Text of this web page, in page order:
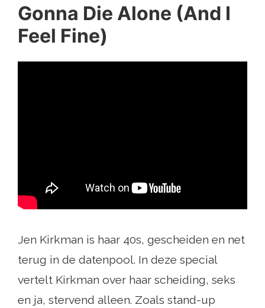
Gonna Die Alone (And I
Feel Fine)
Jen Kirkman is haar 40s, gescheiden en net
terug in de datenpool. In deze special
vertelt Kirkman over haar scheiding, seks
en ja, stervend alleen. Zoals stand-up